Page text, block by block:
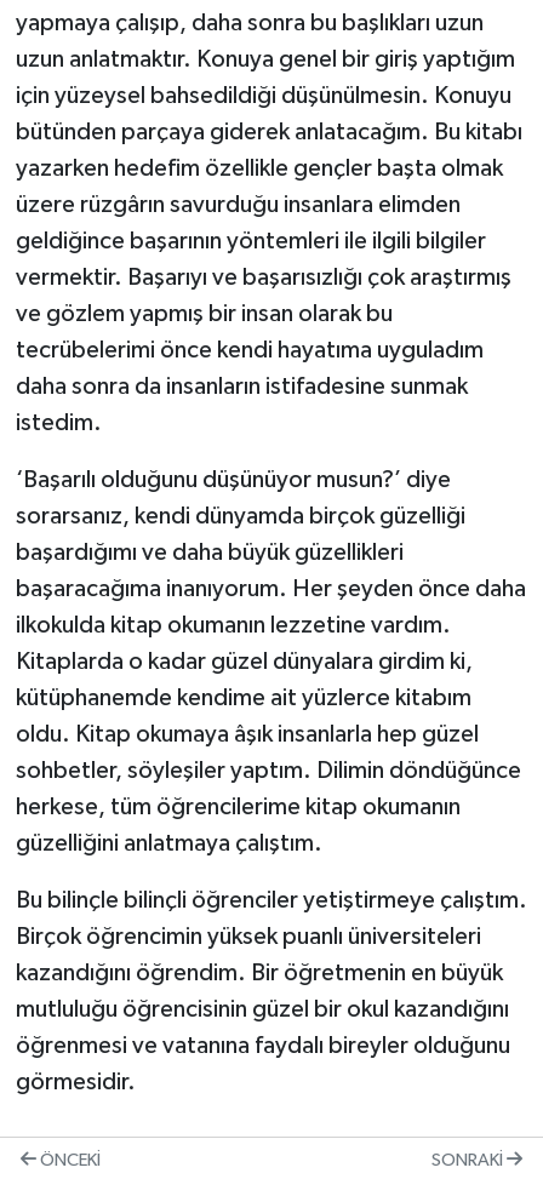
yapmaya çalışıp, daha sonra bu başlıkları uzun
uzun anlatmaktır. Konuya genel bir giriş yaptığım
için yüzeysel bahsedildiği düşünülmesin. Konuyu
bütünden parçaya giderek anlatacağım. Bu kitabı
yazarken hedefim özellikle gençler başta olmak
üzere rüzgârın savurduğu insanlara elimden
geldiğince başarının yöntemleri ile ilgili bilgiler
vermektir. Başarıyı ve başarısızlığı çok araştırmış
ve gözlem yapmış bir insan olarak bu
tecrübelerimi önce kendi hayatıma uyguladım
daha sonra da insanların istifadesine sunmak
istedim.
‘Başarılı olduğunu düşünüyor musun?’ diye
sorarsanız, kendi dünyamda birçok güzelliği
başardığımı ve daha büyük güzellikleri
başaracağıma inanıyorum. Her şeyden önce daha
ilkokulda kitap okumanın lezzetine vardım.
Kitaplarda o kadar güzel dünyalara girdim ki,
kütüphanemde kendime ait yüzlerce kitabım
oldu. Kitap okumaya âşık insanlarla hep güzel
sohbetler, söyleşiler yaptım. Dilimin döndüğünce
herkese, tüm öğrencilerime kitap okumanın
güzelliğini anlatmaya çalıştım.
Bu bilinçle bilinçli öğrenciler yetiştirmeye çalıştım.
Birçok öğrencimin yüksek puanlı üniversiteleri
kazandığını öğrendim. Bir öğretmenin en büyük
mutluluğu öğrencisinin güzel bir okul kazandığını
öğrenmesi ve vatanına faydalı bireyler olduğunu
görmesidir.
ÖNCEKI SONRAKI